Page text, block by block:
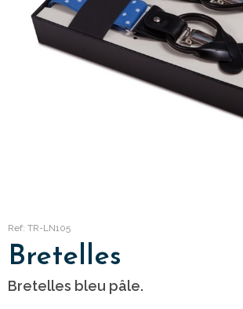
Ref: TR-LN105
Bretelles
Bretelles bleu pâle.